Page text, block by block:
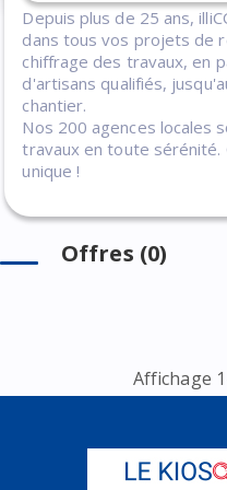
Depuis plus de 25 ans,
dans tous vos projets de
chiffrage des travaux, en
d'artisans qualifiés,
chantier.
Nos 200 agences locales
travaux en toute
unique !
Offres (0)
Affichage